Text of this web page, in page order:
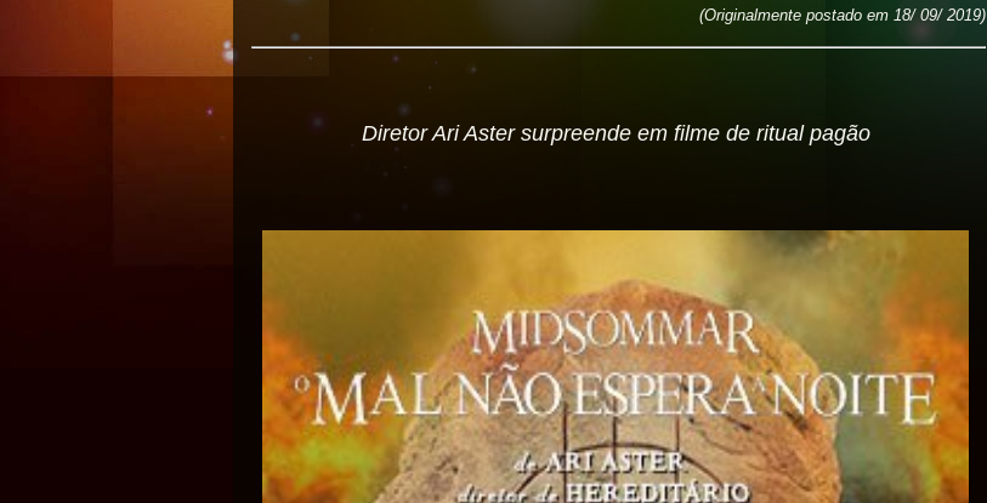
(Originalmente postado em 18/ 09/ 2019)
Diretor Ari Aster surpreende em filme de ritual pagão